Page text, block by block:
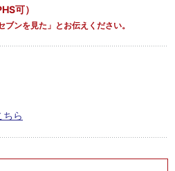
可）
ンを見た」とお伝えください。
ちら